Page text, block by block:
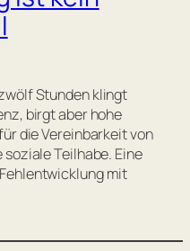
Stunden klingt
birgt aber hohe
die Vereinbarkeit von
Teilhabe. Eine
mit